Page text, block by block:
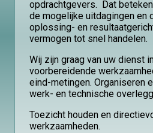
opdrachtgevers. Dat
de mogelijke uitdagingen en
oplossing- en
vermogen tot snel handelen.
Wij zijn graag van uw dienst
voorbereidende
eind-metingen. Organiseren
werk- en technische
Toezicht houden en
werkzaamheden.